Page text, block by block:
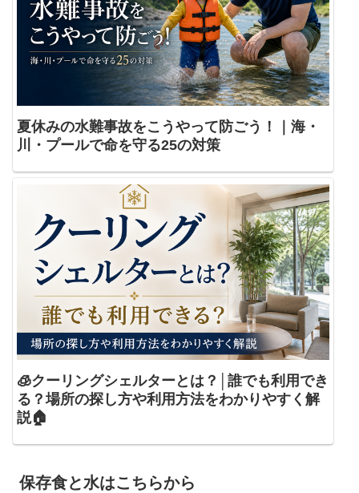
夏休みの水難事故をこうやって防ごう！｜海・
川・プールで命を守る25の対策
🧊クーリングシェルターとは？│誰でも利用でき
る？場所の探し方や利用方法をわかりやすく解
説🏠
保存食と水はこちらから